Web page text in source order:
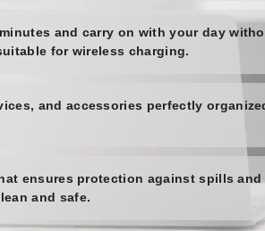
and carry on with your day
for wireless charging.
and accessories perfectly
ensures protection against spills and
and safe.